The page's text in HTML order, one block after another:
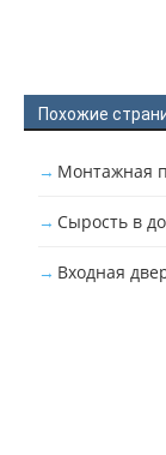
Похожие
Монтажная
Сырость в
Входная